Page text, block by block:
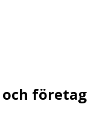
företag